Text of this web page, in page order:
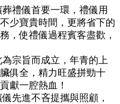
禮儀首要一環，禮儀用
少寶貴時間，更將省下的
，使禮儀過程賓客盡歡，
宗旨而成立，年青的上
俱全，精力旺盛拼勁十
獻一腔熱血！
先進不吝提攜與照顧，